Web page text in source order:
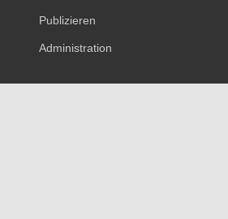
Publizieren
Administration